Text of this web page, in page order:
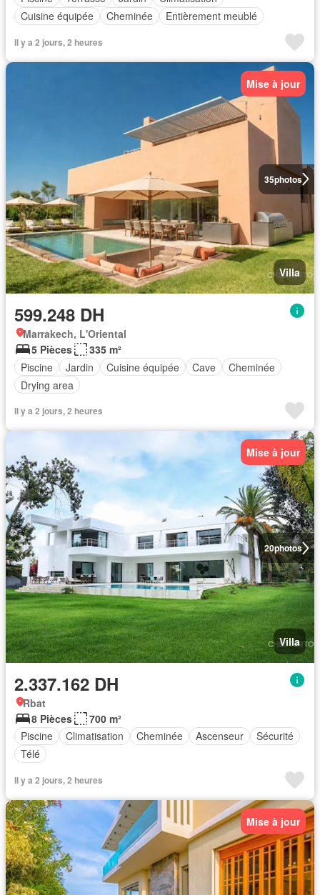
Cuisine équipée
Cheminée Entièrement meublé
Il y a 2 jours, 2 heures
35photos
Mise à jour
Villa
599.248 DH
Marrakech, L'Oriental
5 Pièces
335 m²
Piscine
Jardin Cuisine équipée Cave
Cheminée
Drying area
Il y a 2 jours, 2 heures
20photos
Mise à jour
Villa
2.337.162 DH
Rbat
8 Pièces
700 m²
Piscine
Climatisation Cheminée Ascenseur
Sécurité
Télé
Il y a 2 jours, 2 heures
Mise à jour